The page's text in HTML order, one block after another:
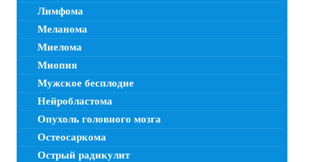
Лимфома
Меланома
Миелома
Миопия
Мужское бесплодие
Нейробластома
Опухоль головного мозга
Остеосаркома
Острый радикулит